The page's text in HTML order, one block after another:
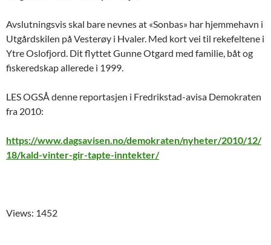
Avslutningsvis skal bare nevnes at «Sonbas» har hjemmehavn i
Utgårdskilen på Vesterøy i Hvaler. Med kort vei til rekefeltene i
Ytre Oslofjord. Dit flyttet Gunne Otgard med familie, båt og
fiskeredskap allerede i 1999.
LES OGSÅ denne reportasjen i Fredrikstad-avisa Demokraten
fra 2010:
https://www.dagsavisen.no/demokraten/nyheter/2010/12/
18/kald-vinter-gir-tapte-inntekter/
Views: 1452